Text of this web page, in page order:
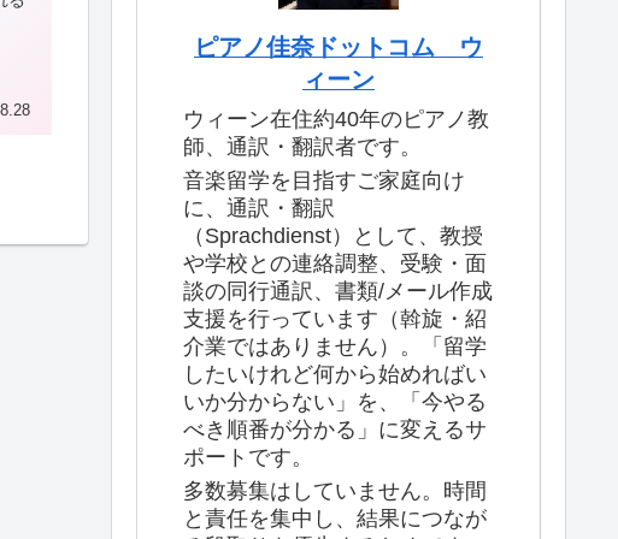
ピアノ佳奈ドットコム ウ
ィーン
ウィーン在住約40年のピアノ教
師、通訳・翻訳者です。
音楽留学を目指すご家庭向け
に、通訳・翻訳
（Sprachdienst）として、教授
や学校との連絡調整、受験・面
談の同行通訳、書類/メール作成
支援を行っています（斡旋・紹
介業ではありません）。「留学
したいけれど何から始めればい
いか分からない」を、「今やる
べき順番が分かる」に変えるサ
ポートです。
多数募集はしていません。時間
と責任を集中し、結果につなが